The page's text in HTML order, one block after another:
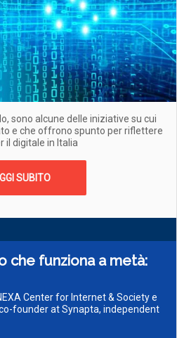
sono alcune delle iniziative su cui
e che offrono spunto per riflettere
il digitale in Italia
SUBITO
che funziona a metà:
Center for Internet & Society e
founder at Synapta, independent